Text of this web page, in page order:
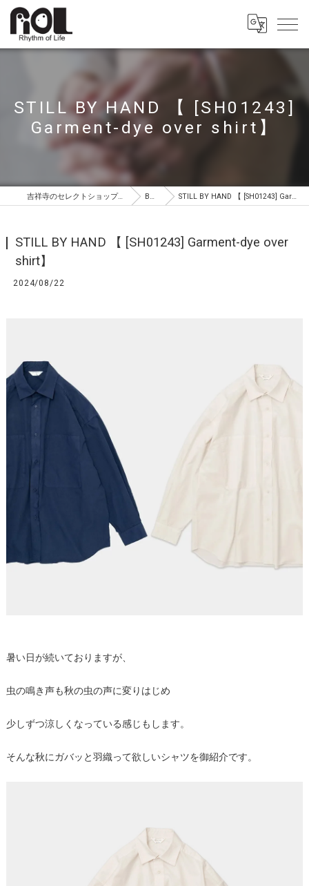
STILL BY HAND 【 [SH01243]
Garment-dye over shirt】
吉祥寺のセレクトショップはROL（ロル） BLOG STILL BY HAND 【 [SH01243] Garment-dye over shirt】
STILL BY HAND 【 [SH01243] Garment-dye over
shirt】
2024/08/22
暑い日が続いておりますが、
虫の鳴き声も秋の虫の声に変りはじめ
少しずつ涼しくなっている感じもします。
そんな秋にガバッと羽織って欲しいシャツを御紹介です。